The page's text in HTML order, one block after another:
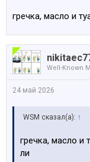
гречка, масло и
Well-Known
24 май 2026
WSM сказал(а): ↑
гречка, масло и
ли